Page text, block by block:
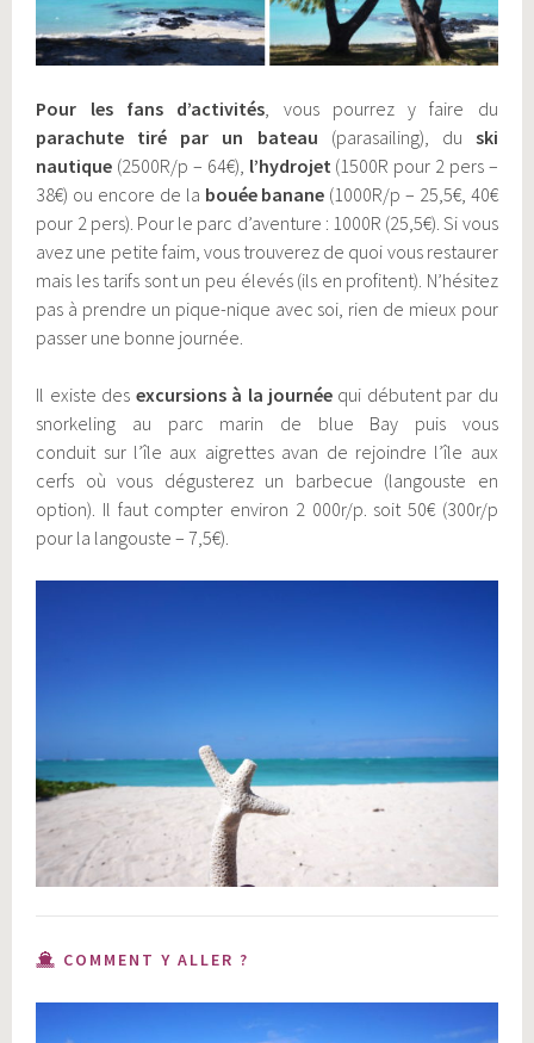
Pour les fans d’activités , vous pourrez y faire du
parachute tiré par un bateau (parasailing), du ski
nautique (2500R/p – 64€), l’hydrojet (1500R pour 2 pers –
38€) ou encore de la bouée banane (1000R/p – 25,5€, 40€
pour 2 pers). Pour le parc d’aventure : 1000R (25,5€). Si vous
avez une petite faim, vous trouverez de quoi vous restaurer
mais les tarifs sont un peu élevés (ils en profitent). N’hésitez
pas à prendre un pique-nique avec soi, rien de mieux pour
passer une bonne journée.
Il existe des excursions à la journéequi débutent par du
snorkeling au parc marin de blue Bay puis vous
conduit sur l’île aux aigrettes avan de rejoindre l’île aux
cerfs où vous dégusterez un barbecue (langouste en
option). Il faut compter environ 2 000r/p. soit 50€ (300r/p
pour la langouste – 7,5€).
COMMENT Y ALLER ?